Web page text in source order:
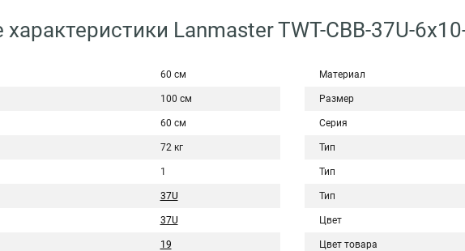
Lanmaster TWT-CBB-37U-
60 см
100 см
60 см
72 кг
1
37U
37U
19
Материал
Размер
Серия
Тип
Тип
Тип
Цвет
Цвет товара